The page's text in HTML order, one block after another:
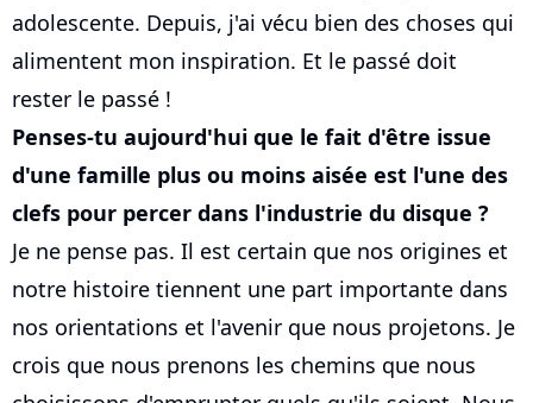
adolescente. Depuis, j'ai vécu bien des choses qui
alimentent mon inspiration. Et le passé doit
rester le passé !
Penses-tu aujourd'hui que le fait d'être issue
d'une famille plus ou moins aisée est l'une des
clefs pour percer dans l'industrie du disque ?
Je ne pense pas. Il est certain que nos origines et
notre histoire tiennent une part importante dans
nos orientations et l'avenir que nous projetons. Je
crois que nous prenons les chemins que nous